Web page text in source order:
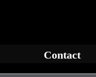
Contact